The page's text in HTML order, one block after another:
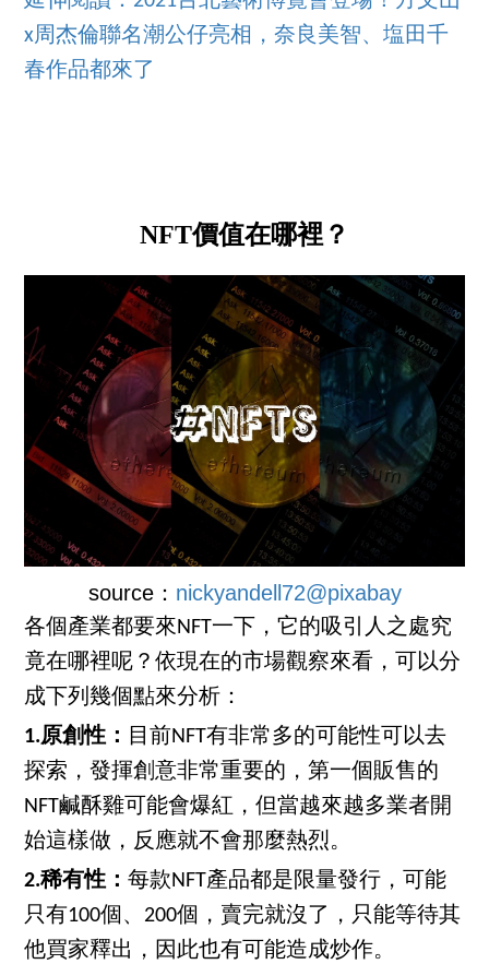
x周杰倫聯名潮公仔亮相，奈良美智、塩田千
春作品都來了
NFT價值在哪裡？
source： nickyandell72@pixabay
各個產業都要來NFT一下，它的吸引人之處究
竟在哪裡呢？依現在的市場觀察來看，可以分
成下列幾個點來分析：
1.原創性： 目前NFT有非常多的可能性可以去
探索，發揮創意非常重要的，第一個販售的
NFT鹹酥雞可能會爆紅，但當越來越多業者開
始這樣做，反應就不會那麼熱烈。
2.稀有性：每款NFT產品都是限量發行，可能
只有100個、200個，賣完就沒了，只能等待其
他買家釋出，因此也有可能造成炒作。